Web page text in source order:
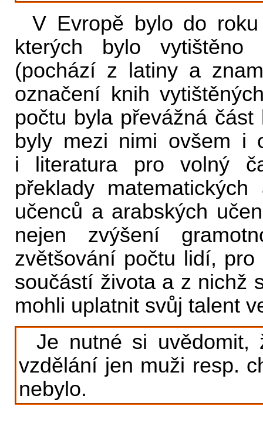
V Evropě bylo do
kterých bylo
(pochází z latiny a
označení knih
počtu byla převážná
byly mezi nimi ovšem i
i literatura pro volný
překlady
učenců a arabských
nejen zvýšení
zvětšování počtu lidí,
součástí života a z nichž
mohli uplatnit svůj talent
Je nutné si
vzdělání jen muži resp.
nebylo.